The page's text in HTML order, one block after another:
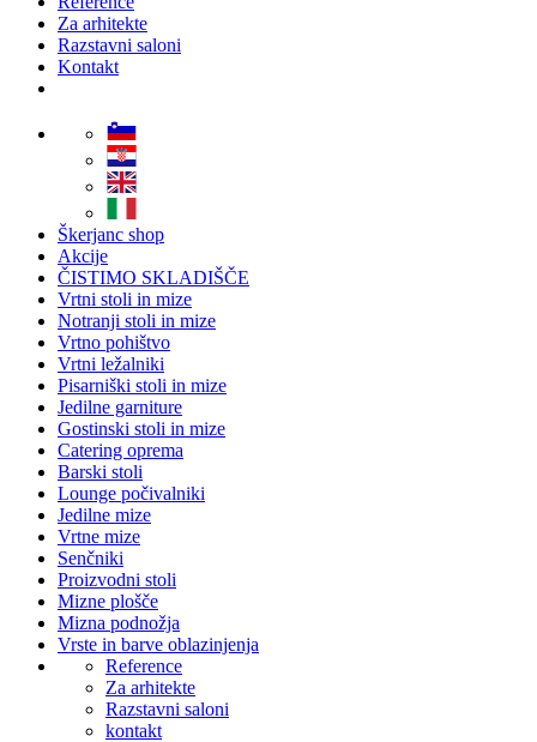
Za arhitekte
Razstavni saloni
Kontakt
Škerjanc shop
Akcije
ČISTIMO SKLADIŠČE
Vrtni stoli in mize
Notranji stoli in mize
Vrtno pohištvo
Vrtni ležalniki
Pisarniški stoli in mize
Jedilne garniture
Gostinski stoli in mize
Catering oprema
Barski stoli
Lounge počivalniki
Jedilne mize
Vrtne mize
Senčniki
Proizvodni stoli
Mizne plošče
Mizna podnožja
Vrste in barve oblazinjenja
Reference
Za arhitekte
Razstavni saloni
kontakt